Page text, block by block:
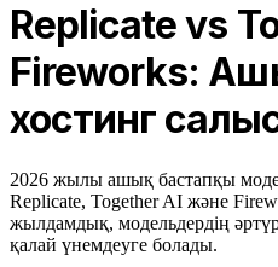
Replicate vs
Fireworks:
хостинг
2026 жылы ашық бастапқы
Replicate, Together AI және
жылдамдық, модельдердің
қалай үнемдеуге болады.